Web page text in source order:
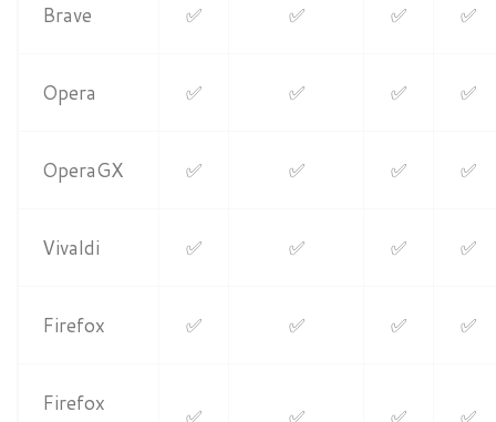
Brave ✅ ✅ ✅ ✅
Opera ✅ ✅ ✅ ✅
OperaGX ✅ ✅ ✅ ✅
Vivaldi ✅ ✅ ✅ ✅
Firefox ✅ ✅ ✅ ✅
Firefox